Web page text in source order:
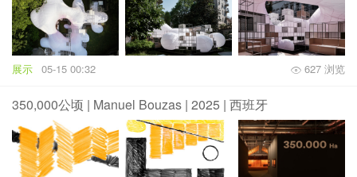
展示 05-15 00:32 627 浏览
350,000公顷 | Manuel Bouzas | 2025 | 西班牙